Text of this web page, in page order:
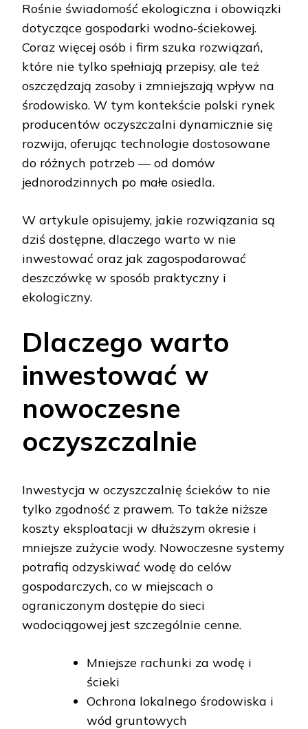
Rośnie świadomość ekologiczna i obowiązki
dotyczące gospodarki wodno‑ściekowej.
Coraz więcej osób i firm szuka rozwiązań,
które nie tylko spełniają przepisy, ale też
oszczędzają zasoby i zmniejszają wpływ na
środowisko. W tym kontekście polski rynek
producentów oczyszczalni dynamicznie się
rozwija, oferując technologie dostosowane
do różnych potrzeb — od domów
jednorodzinnych po małe osiedla.
W artykule opisujemy, jakie rozwiązania są
dziś dostępne, dlaczego warto w nie
inwestować oraz jak zagospodarować
deszczówkę w sposób praktyczny i
ekologiczny.
Dlaczego warto
inwestować w
nowoczesne
oczyszczalnie
Inwestycja w oczyszczalnię ścieków to nie
tylko zgodność z prawem. To także niższe
koszty eksploatacji w dłuższym okresie i
mniejsze zużycie wody. Nowoczesne systemy
potrafią odzyskiwać wodę do celów
gospodarczych, co w miejscach o
ograniczonym dostępie do sieci
wodociągowej jest szczególnie cenne.
Mniejsze rachunki za wodę i
ścieki
Ochrona lokalnego środowiska i
wód gruntowych